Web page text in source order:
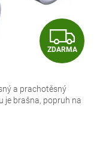
Z
D
R
ZDARMA
a prachotěsný
je brašna, popruh na